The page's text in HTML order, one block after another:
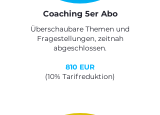
Coaching 5er Abo
Überschaubare Themen und
Fragestellungen, zeitnah
abgeschlossen.
810 EUR
(10% Tarifreduktion)